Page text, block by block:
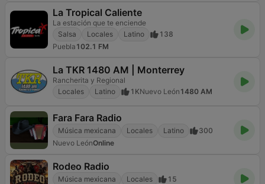
La Tropical Caliente
La estación que te enciende
Salsa
Locales Latino
138
Puebla 102.1 FM
La TKR 1480 AM | Monterrey
Rancherita y Regional
Locales
Latino 1KNuevo León 1480 AM
Fara Fara Radio
Música mexicana Locales Latino
300
Nuevo LeónOnline
Rodeo Radio
Música mexicana Locales
15